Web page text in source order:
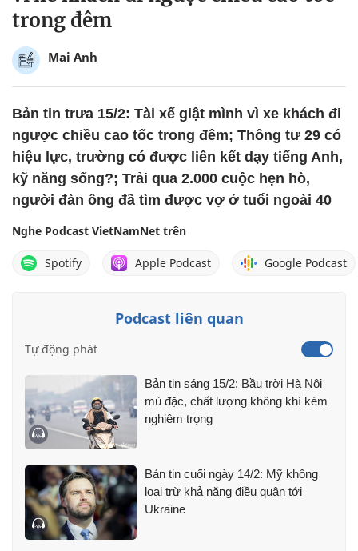
trong đêm
Mai Anh
Bản tin trưa 15/2: Tài xế giật mình vì xe khách đi
ngược chiều cao tốc trong đêm; Thông tư 29 có
hiệu lực, trường có được liên kết dạy tiếng Anh,
kỹ năng sống?; Trải qua 2.000 cuộc hẹn hò,
người đàn ông đã tìm được vợ ở tuổi ngoài 40
Podcast liên quan
Tự động phát
Bản tin sáng 15/2: Bầu trời Hà Nội
mù đặc, chất lượng không khí kém
nghiêm trọng
Bản tin cuối ngày 14/2: Mỹ không
loại trừ khả năng điều quân tới
Ukraine
Nghe Podcast VietNamNet trên
Spotify Apple Podcast Google Podcast